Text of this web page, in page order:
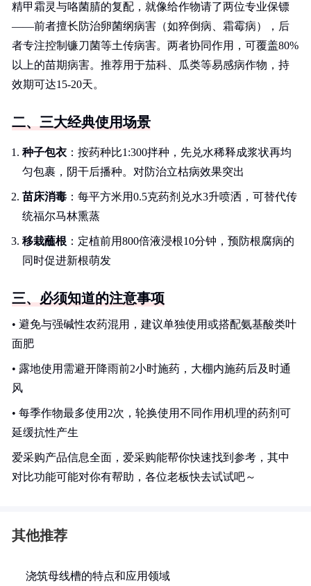
精甲霜灵与咯菌腈的复配，就像给作物请了两位专业保镖
——前者擅长防治卵菌纲病害（如猝倒病、霜霉病），后
者专注控制镰刀菌等土传病害。两者协同作用，可覆盖80%
以上的苗期病害。推荐用于茄科、瓜类等易感病作物，持
效期可达15-20天。
二、三大经典使用场景
种子包衣 ：按药种比1:300拌种，先兑水稀释成浆状再均
匀包裹，阴干后播种。对防治立枯病效果突出
苗床消毒 ：每平方米用0.5克药剂兑水3升喷洒，可替代传
统福尔马林熏蒸
移栽蘸根 ：定植前用800倍液浸根10分钟，预防根腐病的
同时促进新根萌发
三、必须知道的注意事项
• 避免与强碱性农药混用，建议单独使用或搭配氨基酸类叶
面肥
• 露地使用需避开降雨前2小时施药，大棚内施药后及时通
风
• 每季作物最多使用2次，轮换使用不同作用机理的药剂可
延缓抗性产生
爱采购产品信息全面，爱采购能帮你快速找到参考，其中
对比功能可能对你有帮助，各位老板快去试试吧～
其他推荐
浇筑母线槽的特点和应用领域